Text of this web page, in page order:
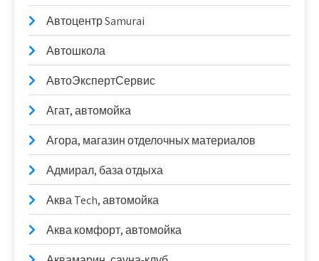
Автоцентр Samurai
Автошкола
АвтоЭкспертСервис
Агат, автомойка
Агора, магазин отделочных материалов
Адмирал, база отдыха
Аква Tech, автомойка
Аква комфорт, автомойка